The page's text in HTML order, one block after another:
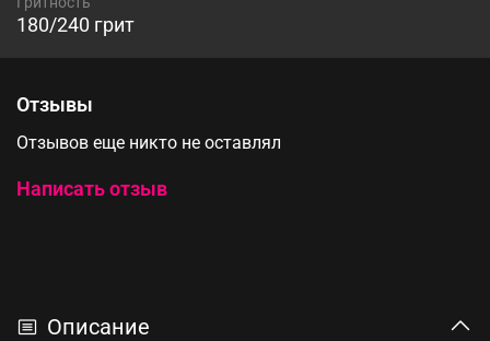
180/240 грит
Отзывы
Отзывов еще никто не оставлял
Написать отзыв
Описание